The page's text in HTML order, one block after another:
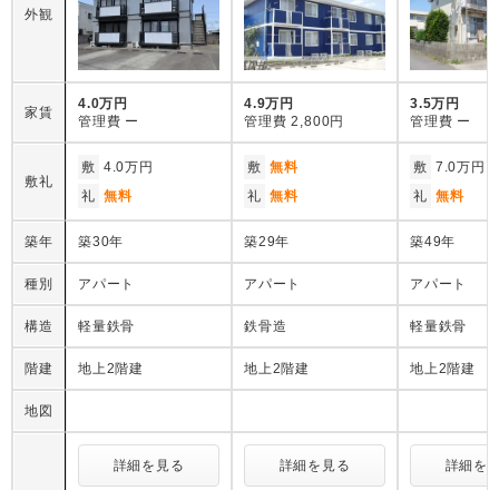
外観
家賃
4.0万円
管理費 ー
4.9万円
管理費 2,800円
3.5万円
管理費 ー
敷礼
敷 4.0万円
礼 無料
敷 無料
礼 無料
敷 7.0万円
礼 無料
築年 築30年 築29年 築49年
種別 アパート アパート アパート
構造 軽量鉄骨 鉄骨造 軽量鉄骨
階建 地上2階建 地上2階建 地上2階建
地図
詳細を見る 詳細を見る 詳細を